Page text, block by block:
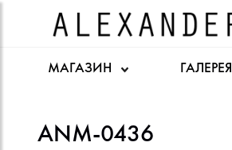
МАГАЗИН ГАЛЕРЕЯ
ANM-0436